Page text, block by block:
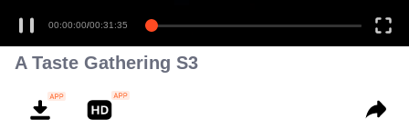
00:00:00/00:31:35
A Taste Gathering S3